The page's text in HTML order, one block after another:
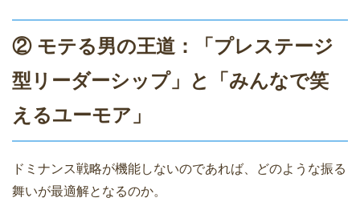
② モテる男の王道：「プレステージ
型リーダーシップ」と「みんなで笑
えるユーモア」
ドミナンス戦略が機能しないのであれば、どのような振る
舞いが最適解となるのか。